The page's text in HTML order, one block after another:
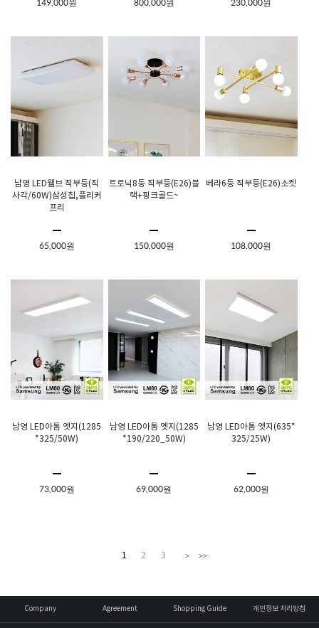
149,000원 800,000원 230,000원
남영 LED웰브 직부등(직
사각/60W)삼성칩,플리커
프리
65,000원
트로닉8등 직부등(E26)블
랙+핑크골드~
150,000원
베라6등 직부등(E26)소켓
108,000원
남영 LED아톰 엣지(1285
*325/50W)
73,000원
남영 LED아톰 엣지(1285
*190/220_50W)
69,000원
남영 LED아톰 엣지(635*
325/25W)
62,000원
1 2 3 > >>
Company Agreement Shopping Guide 개인정보 처리방침